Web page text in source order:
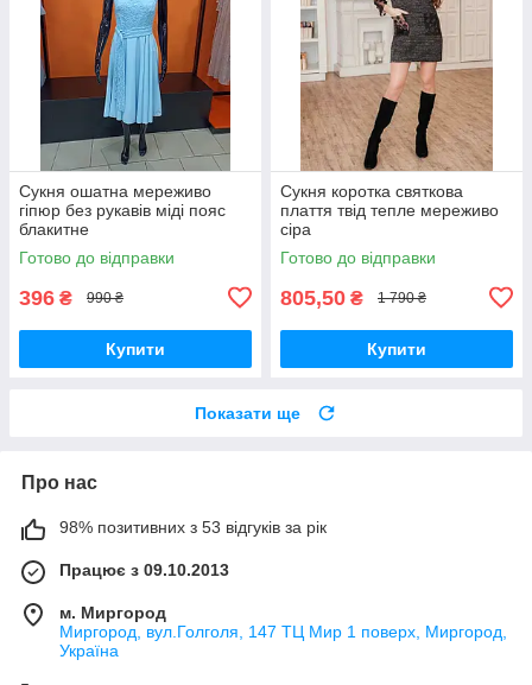
Сукня ошатна мереживо
гіпюр без рукавів міді пояс
блакитне
Готово до відправки
396 ₴ 990 ₴
Купити
Сукня коротка святкова
плаття твід тепле мереживо
сіра
Готово до відправки
805,50 ₴ 1 790 ₴
Купити
Показати ще
Про нас
98% позитивних з 53 відгуків за рік
Працює з 09.10.2013
м. Миргород
Миргород, вул.Голголя, 147 ТЦ Мир 1 поверх, Миргород,
Україна